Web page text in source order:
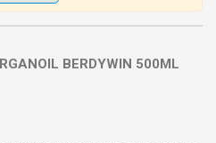
BERDYWIN 500ML